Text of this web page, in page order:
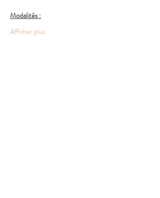
Modalités :
Afficher plus